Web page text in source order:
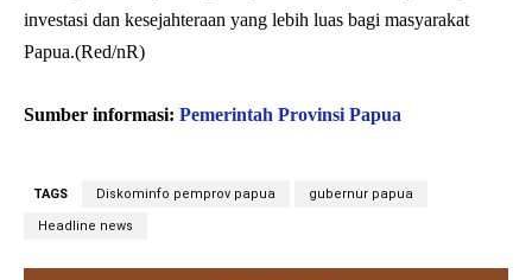
investasi dan kesejahteraan yang lebih luas bagi masyarakat
Papua.(Red/nR)
Sumber informasi: Pemerintah Provinsi Papua
TAGS Diskominfo pemprov papua gubernur papua
Headline news